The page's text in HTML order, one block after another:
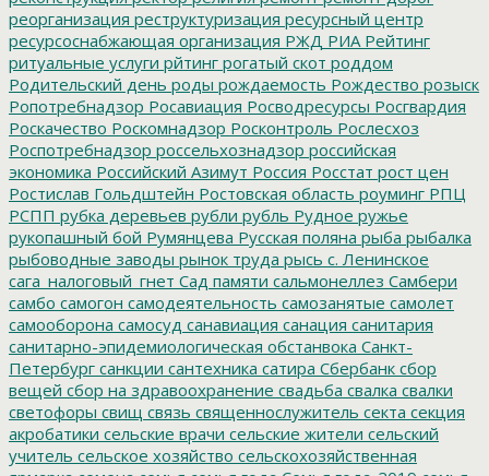
реорганизация реструктуризация ресурсный центр
ресурсоснабжающая организация РЖД РИА Рейтинг
ритуальные услуги рйтинг рогатый скот роддом
Родительский день роды рождаемость Рождество розыск
Ропотребнадзор Росавиация Росводресурсы Росгвардия
Роскачество Роскомнадзор Росконтроль Рослесхоз
Роспотребнадзор россельхознадзор российская
экономика Российский Азимут Россия Росстат рост цен
Ростислав Гольдштейн Ростовская область роуминг РПЦ
РСПП рубка деревьев рубли рубль Рудное ружье
рукопашный бой Румянцева Русская поляна рыба рыбалка
рыбоводные заводы рынок труда рысь с. Ленинское
сага_налоговый_гнет Сад памяти сальмонеллез Самбери
самбо самогон самодеятельность самозанятые самолет
самооборона самосуд санавиация санация санитария
санитарно-эпидемиологическая обстанвока Санкт-
Петербург санкции сантехника сатира Сбербанк сбор
вещей сбор на здравоохранение свадьба свалка свалки
светофоры свищ связь священнослужитель секта секция
акробатики сельские врачи сельские жители сельский
учитель сельское хозяйство сельскохозяйственная